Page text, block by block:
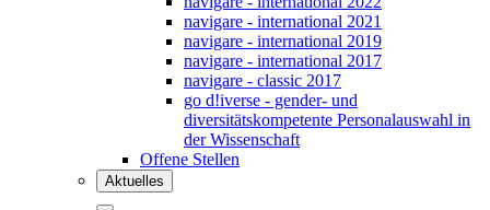
navigare - international 2021
navigare - international 2019
navigare - international 2017
navigare - classic 2017
go d!iverse - gender- und
diversitätskompetente Personalauswahl in
der Wissenschaft
Offene Stellen
Aktuelles